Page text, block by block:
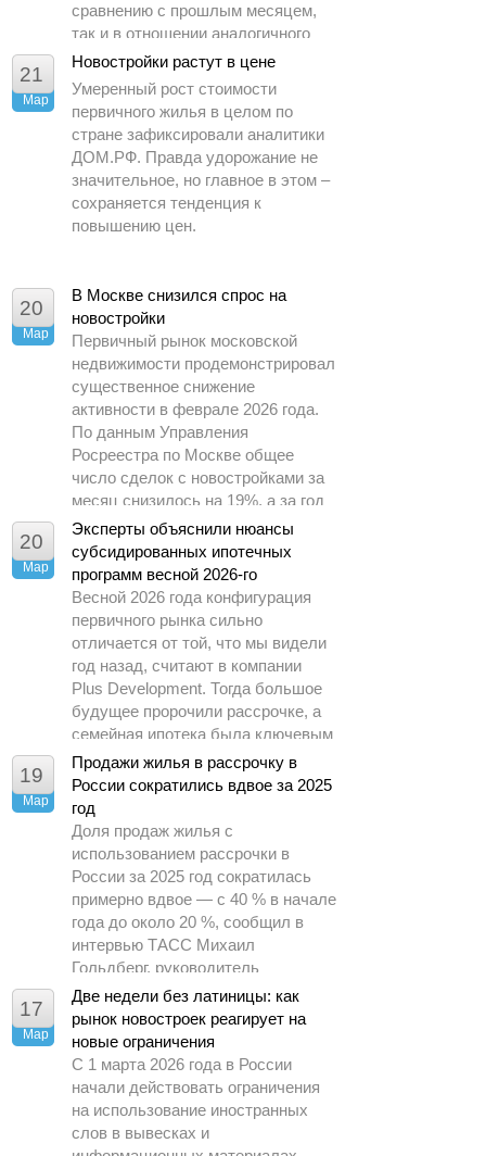
сравнению с прошлым месяцем,
так и в отношении аналогичного
периода 2025 года.
21
Мар
Новостройки растут в цене
Умеренный рост стоимости
первичного жилья в целом по
стране зафиксировали аналитики
ДОМ.РФ. Правда удорожание не
значительное, но главное в этом –
сохраняется тенденция к
повышению цен.
20
Мар
В Москве снизился спрос на
новостройки
Первичный рынок московской
недвижимости продемонстрировал
существенное снижение
активности в феврале 2026 года.
По данным Управления
Росреестра по Москве общее
число сделок с новостройками за
месяц снизилось на 19%, а за год
– почти в 1,5 раза.
20
Мар
Эксперты объяснили нюансы
субсидированных ипотечных
программ весной 2026-го
Весной 2026 года конфигурация
первичного рынка сильно
отличается от той, что мы видели
год назад, считают в компании
Plus Development. Тогда большое
будущее пророчили рассрочке, а
семейная ипотека была ключевым
драйвером спроса.
19
Мар
Продажи жилья в рассрочку в
России сократились вдвое за 2025
год
Доля продаж жилья с
использованием рассрочки в
России за 2025 год сократилась
примерно вдвое — с 40 % в начале
года до около 20 %, сообщил в
интервью ТАСС Михаил
Гольдберг, руководитель
аналитического центра ДОМ.РФ.
17
Мар
Две недели без латиницы: как
рынок новостроек реагирует на
новые ограничения
С 1 марта 2026 года в России
начали действовать ограничения
на использование иностранных
слов в вывесках и